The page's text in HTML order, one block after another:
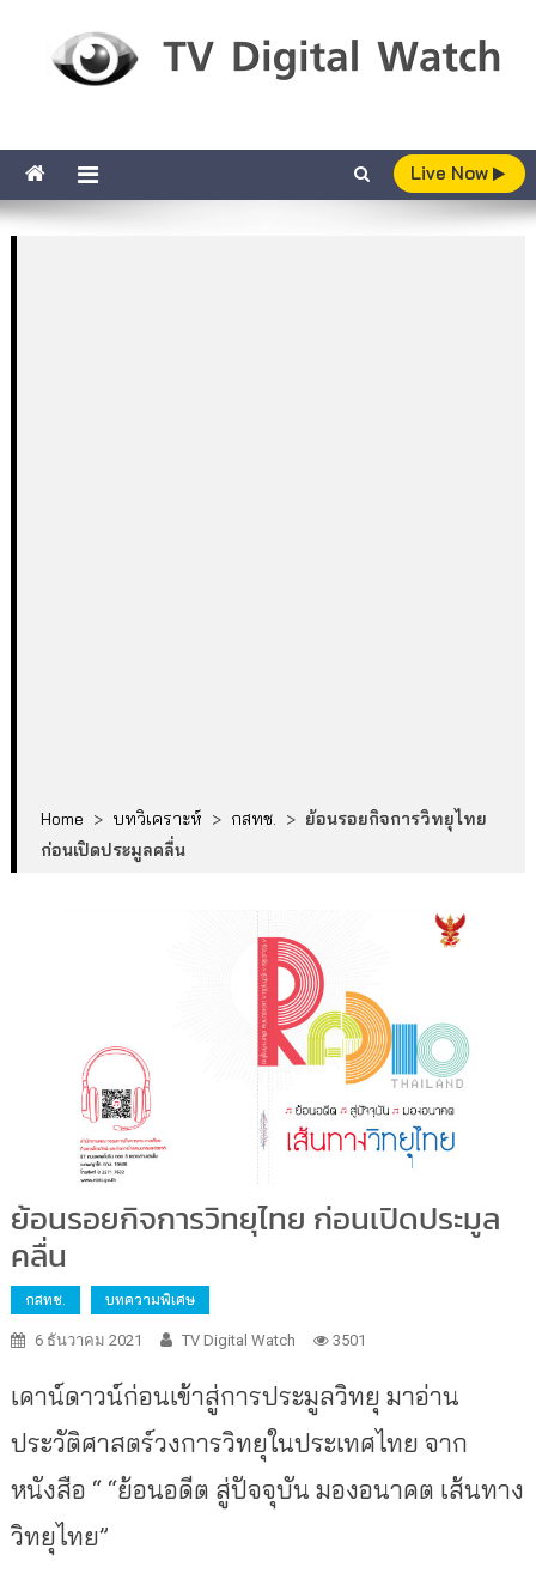
Live Now
Home > บทวิเคราะห์ > กสทช. > ย้อนรอยกิจการวิทยุไทย
ก่อนเปิดประมูลคลื่น
ย้อนรอยกิจการวิทยุไทย ก่อนเปิดประมูล
คลื่น
กสทช. บทความพิเศษ
6 ธันวาคม 2021 TV Digital Watch 3501
เคาน์ดาวน์ก่อนเข้าสู่การประมูลวิทยุ มาอ่าน
ประวัติศาสตร์วงการวิทยุในประเทศไทย จาก
หนังสือ “ “ย้อนอดีต สู่ปัจจุบัน มองอนาคต เส้นทาง
วิทยุไทย”